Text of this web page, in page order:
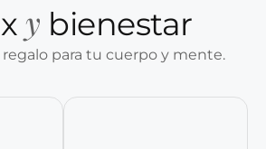
y bienestar
para tu cuerpo y mente.